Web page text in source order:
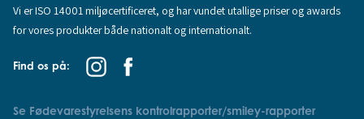
Vi er ISO 14001 miljøcertificeret, og har vundet utallige priser og awards
for vores produkter både nationalt og internationalt.
Find os på:
Se Fødevarestyrelsens kontrolrapporter/smiley-rapporter